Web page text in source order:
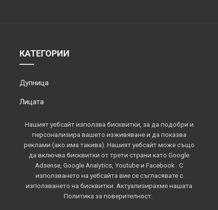
Нашият уебсайт използва бисквитки, за да подобри и
персонализира вашето изживяване и да показва
реклами (ако има такива). Нашият уебсайт може също
да включва бисквитки от трети страни като Google
Adsense, Google Analytics, Youtube и Facebook . С
използването на уебсайта вие се съгласявате с
използването на бисквитки. Актуализирахме нашата
Политика за поверителност.
КАТЕГОРИИ
Дупница
Лицата
Обектив
Околията
Площадът
Спорт